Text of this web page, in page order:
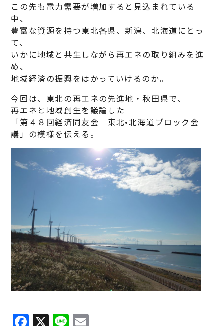
この先も電力需要が増加すると見込まれている
中、
豊富な資源を持つ東北各県、新潟、北海道にとっ
て、
いかに地域と共生しながら再エネの取り組みを進
め、
地域経済の振興をはかっていけるのか。
今回は、東北の再エネの先進地・秋田県で、
再エネと地域創生を議論した
「第４８回経済同友会 東北•北海道ブロック会
議」の模様を伝える。